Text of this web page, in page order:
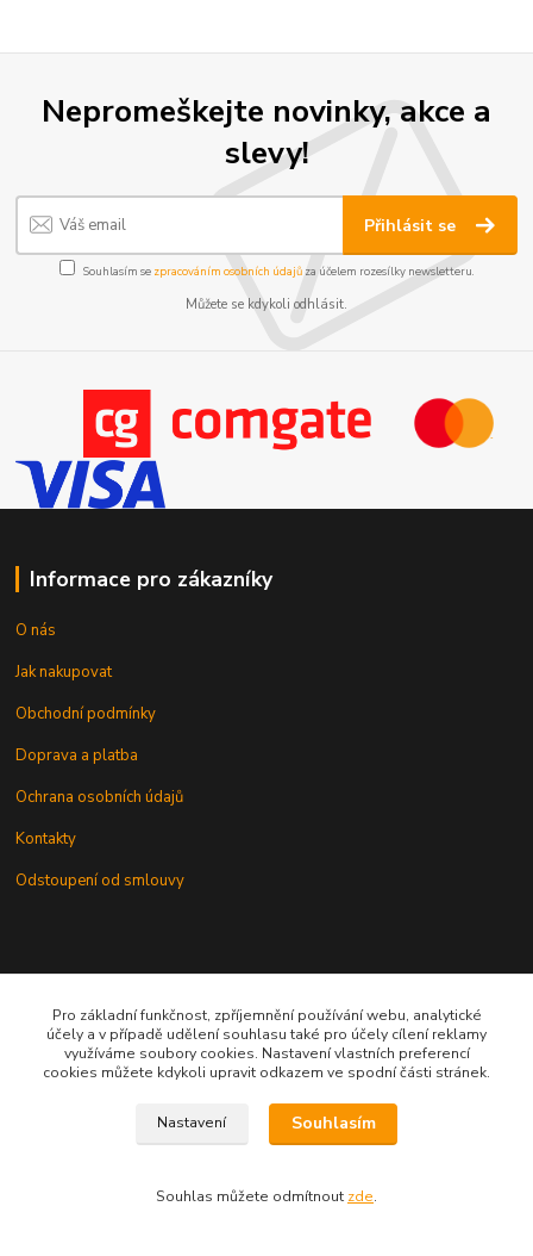
Nepromeškejte novinky, akce a
slevy!
Přihlásit se
Souhlasím se zpracováním osobních údajůza účelem rozesílky newsletteru.
Můžete se kdykoli odhlásit.
Informace pro zákazníky
O nás
Jak nakupovat
Obchodní podmínky
Doprava a platba
Ochrana osobních údajů
Kontakty
Odstoupení od smlouvy
Kontakt
knihy@epublishing.cz predplatne@epublishing.cz
Pro základní funkčnost, zpříjemnění používání webu, analytické
účely a v případě udělení souhlasu také pro účely cílení reklamy
využíváme soubory cookies. Nastavení vlastních preferencí
cookies můžete kdykoli upravit odkazem ve spodní části stránek.
Nastavení Souhlasím
Souhlas můžete odmítnout zde.